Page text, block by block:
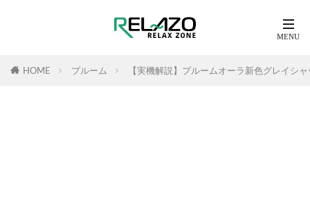
HOME プルーム 【実機解説】プルームオーラ新色グレイシ